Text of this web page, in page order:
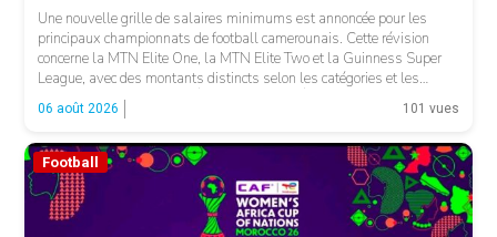
Une nouvelle grille de salaires minimums est annoncée pour les
principaux championnats de football camerounais. Cette révision
concerne la MTN Elite One, la MTN Elite Two et la Guinness Super
League, avec des montants distincts selon les catégories et les
fonctions. LA SUITE APRÈS LA PUBLICITÉ Selon les informations
relayées par Allez Les Lions, […]
06 août 2026 101 vues
Football